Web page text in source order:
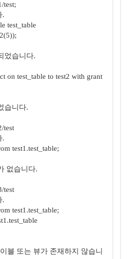
test;
.
test_table
었습니다.
on test_table to test2 with grant
습니다.
test
.
test1.test_table;
없습니다.
test
.
test1.test_table;
블 또는 뷰가 존재하지 않습니